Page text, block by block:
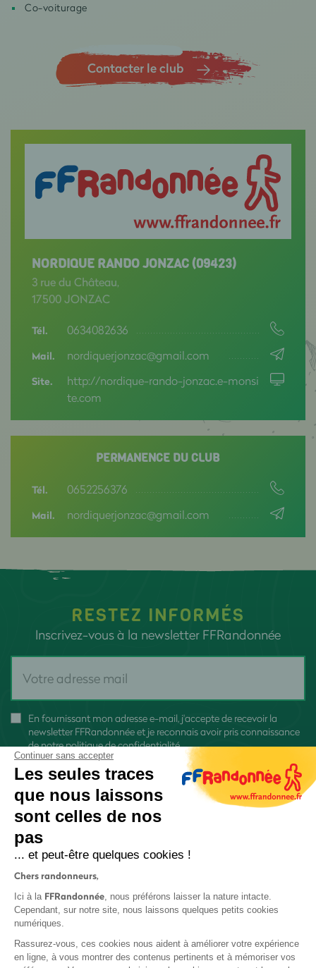
Co-voiturage
Contacter le club
NORDIQUE RANDO JONZAC (09423)
3 rue du Château,
17500 JONZAC
Tél. 0634082636
Mail. nordiquerjonzac@gmail.com
Site.
http://nordique-rando-jonzac.e-monsi
te.com
PERMANENCE DU CLUB
Tél. 0652256376
Mail. nordiquerjonzac@gmail.com
RESTEZ INFORMÉS
Inscrivez-vous à la newsletter FFRandonnée
En fournissant mon adresse e-mail, j'accepte de recevoir la
newsletter FFRandonnée et je reconnais avoir pris connaissance
denotre politique de confidentialité
Protection des données
Continuer sans accepter
Les seules traces
que nous laissons
sont celles de nos
pas
... et peut-être quelques cookies !
Chers randonneurs,
Ici à la FFRandonnée, nous préférons laisser la nature intacte.
Cependant, sur notre site, nous laissons quelques petits cookies
numériques.
Rassurez-vous, ces cookies nous aident à améliorer votre expérience
en ligne, à vous montrer des contenus pertinents et à mémoriser vos